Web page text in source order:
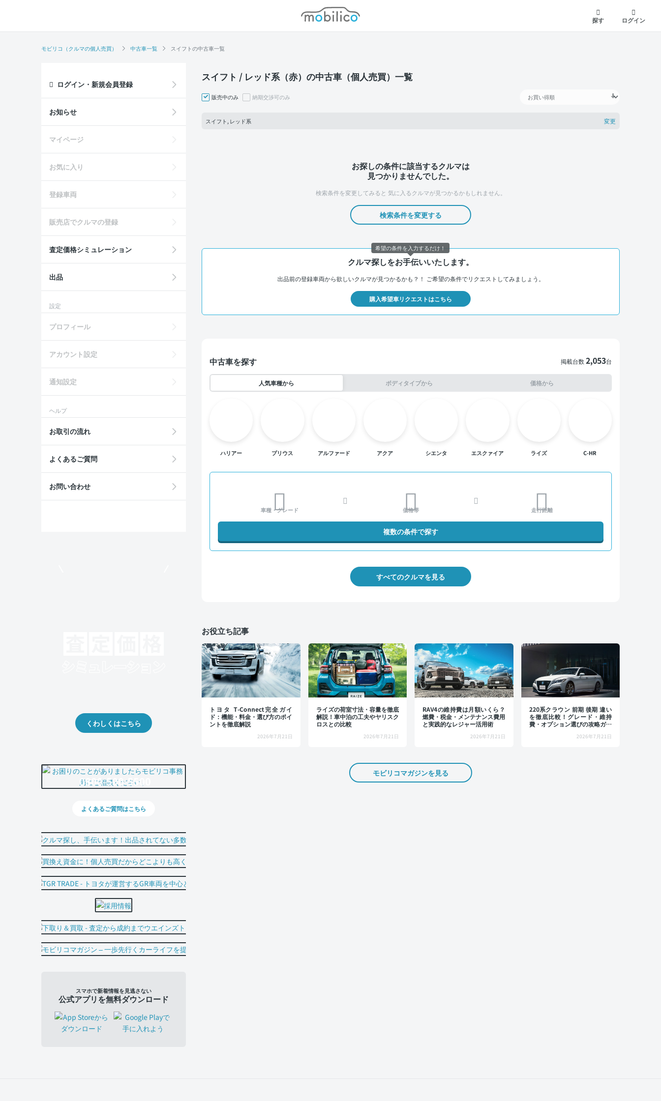
モビリコ
探す
ログイン
モビリコ（クルマの個人売買） 中古車一覧 スイフトの中古車一覧
スイフト / レッド系（赤）の中古車（個人売買）一覧
販売中のみ 納期交渉可のみ
スイフト, レッド系 変更
お探しの条件に該当するクルマは
見つかりませんでした。
検索条件を変更してみると 気に入るクルマが見つかるかもしれません。
検索条件を変更する
クルマ探しをお手伝いいたします。
出品前の登録車両から欲しいクルマが見つかるかも？！ ご希望の条件でリクエストしてみましょう。
購入希望車リクエストはこちら
中古車を探す 掲載台数2,053台
人気車種から ボディタイプから 価格から
ハリアー プリウス アルファード アクア シエンタ エスクァイア ライズ C-HR
車種・グレード 価格帯 走行距離
複数の条件で探す
すべてのクルマを見る
お役立ち記事
トヨタ T-Connect完全ガイ
ド：機能・料金・選び方のポイ
ントを徹底解説
2026年7月21日
ライズの荷室寸法・容量を徹底
解説！車中泊の工夫やヤリスク
ロスとの比較
2026年7月21日
RAV4の維持費は月額いくら？
燃費・税金・メンテナンス費用
と実践的なレジャー活用術
2026年7月21日
220系クラウン 前期 後期 違い
を徹底比較！グレード・維持
費・オプション選びの攻略ガイ
2026年7月21日
モビリコマガジンを見る
ログイン・新規会員登録
お知らせ
マイページ
お気に入り
登録車両
販売店でクルマの登録
査定価格シミュレーション
出品
設定
プロフィール
アカウント設定
通知設定
ヘルプ
お取引の流れ
よくあるご質問
お問い合わせ
くわしくはこちら
0800-500-5500
よくあるご質問はこちら
スマホで新着情報を見逃さない
公式アプリを無料ダウンロード
希望の条件を入力するだけ！